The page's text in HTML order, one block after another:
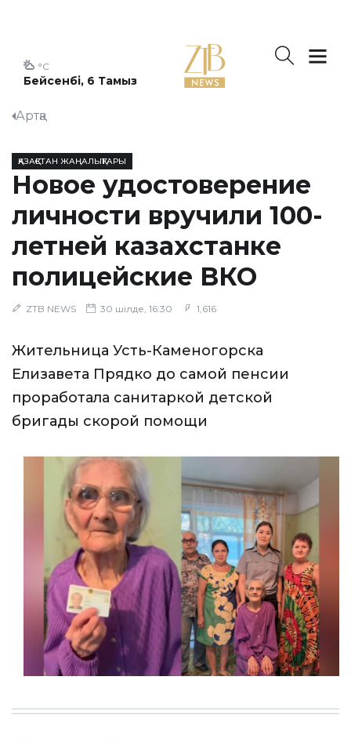
Бейсенбі, 6 Тамыз
°C
Артқа
ҚАЗАҚСТАН ЖАҢАЛЫҚТАРЫ
Новое удостоверение
личности вручили 100-
летней казахстанке
полицейские ВКО
ZTB NEWS 30 шілде, 16:30 1,616
Жительница Усть-Каменогорска
Елизавета Прядко до самой пенсии
проработала санитаркой детской
бригады скорой помощи